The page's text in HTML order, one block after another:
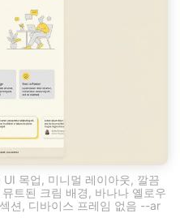
목업, 미니멀 레이아웃, 깔끔
트된 크림 배경, 바나나 옐로우
션, 디바이스 프레임 없음 --ar